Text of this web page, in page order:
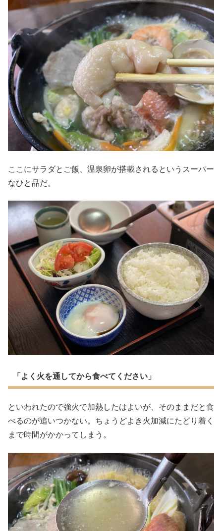
ここにサラダとご飯、温泉卵が搭載されるというスーパー
なひと品だ。
「よく火を通してから食べてください」
といわれたので強火で加熱したはよいが、そのままだと食
べるのが追いつかない。ちょうどよき火加減にたどり着く
まで時間がかかってしまう。